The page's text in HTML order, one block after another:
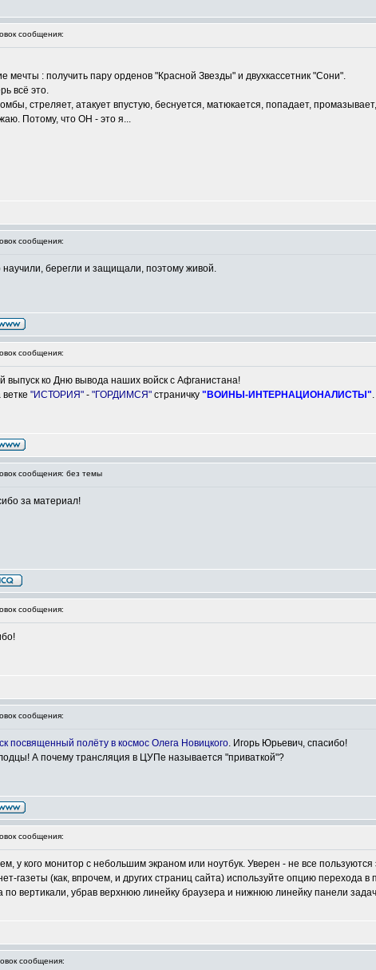
сообщения:
: получить пару орденов "Красной Звезды" и двухкассетник "Сони".
всё это.
стреляет, атакует впустую, беснуется, матюкается, попадает,
Потому, что ОН - это я...
сообщения:
научили, берегли и защищали, поэтому живой.
сообщения:
выпуск ко Дню вывода наших войск с Афганистана!
"ИСТОРИЯ" - "ГОРДИМСЯ" страничку "ВОИНЫ-ИНТЕРНАЦИОНАЛИСТЫ".
сообщения: без темы
за материал!
сообщения:
сообщения:
посвященный полёту в космос Олега Новицкого. Игорь Юрьевич, спасибо!
А почему трансляция в ЦУПе называется "приваткой"?
сообщения:
у кого монитор с небольшим экраном или ноутбук. Уверен - не все
газеты (как, впрочем, и других страниц сайта) используйте опцию перехода
по вертикали, убрав верхнюю линейку браузера и нижнюю линейку панели
сообщения: